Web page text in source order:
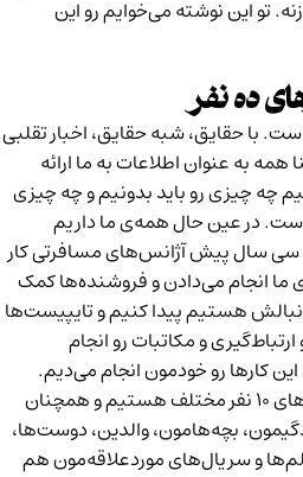
تو این نوشته می‌خوایم رو این
ده نفر
با حقایق، شبه حقایق، اخبار تقلبی
به عنوان اطلاعات به ما ارائه
چه چیزی رو باید بدونیم و چه چیزی
در عین حال همه‌ی ما داریم
سی سال پیش آژانس‌های مسافرتی کار
ما انجام می‌دادن و فروشنده‌ها کمک
هستیم پیدا کنیم و تایپیست‌ها
و مکاتبات رو انجام
کارها رو خودمون انجام می‌دیم.
بعضی‌ وقت‌ها در حال انجام کارهای ۱۰ نفر مختلف هستیم و همچنان
بچه‌ها‌مون، والدین، دوست‌ها،
و سریال‌های موردعلاقه‌مون هم